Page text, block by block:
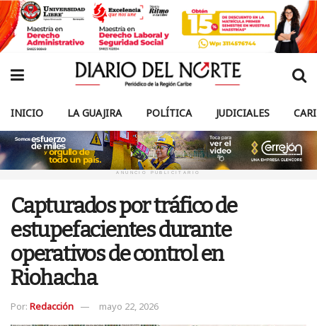
INICIO LA GUAJIRA POLÍTICA JUDICIALES
ANUNCIO PUBLICITARIO
Capturados por tráfico de
estupefacientes durante
operativos de control en
Riohacha
Por: Redacción mayo 22, 2026